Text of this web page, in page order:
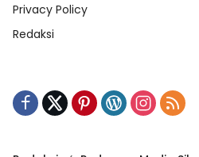
Privacy Policy
Redaksi